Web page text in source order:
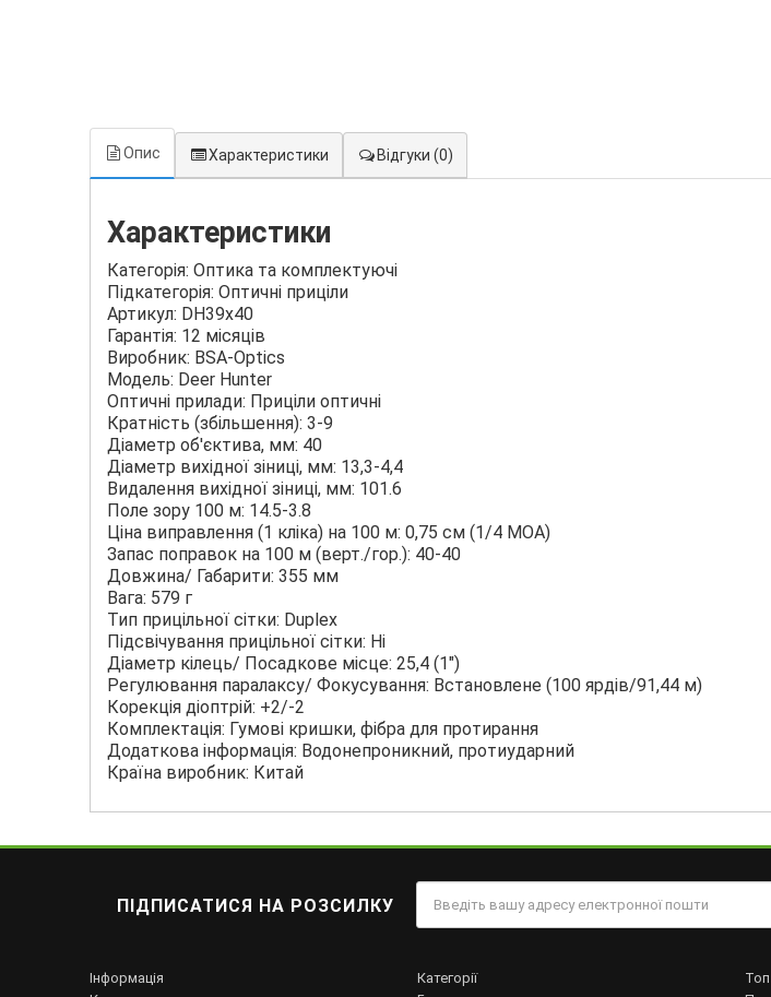
Опис Характеристики Відгуки (0)
Характеристики
Категорія: Оптика та комплектуючі
Підкатегорія: Оптичні приціли
Артикул: DH39x40
Гарантія: 12 місяців
Виробник: BSA-Optics
Модель: Deer Hunter
Оптичні прилади: Приціли оптичні
Кратність (збільшення): 3-9
Діаметр об'єктива, мм: 40
Діаметр вихідної зіниці, мм: 13,3-4,4
Видалення вихідної зіниці, мм: 101.6
Поле зору 100 м: 14.5-3.8
Ціна виправлення (1 кліка) на 100 м: 0,75 см (1/4 МОА)
Запас поправок на 100 м (верт./гор.): 40-40
Довжина/ Габарити: 355 мм
Вага: 579 г
Тип прицільної сітки: Duplex
Підсвічування прицільної сітки: Ні
Діаметр кілець/ Посадкове місце: 25,4 (1")
Регулювання паралаксу/ Фокусування: Встановлене (100 ярдів/91,44 м)
Корекція діоптрій: +2/-2
Комплектація: Гумові кришки, фібра для протирання
Додаткова інформація: Водонепроникний, протиударний
Країна виробник: Китай
ПІДПИСАТИСЯ НА РОЗСИЛКУ
Інформація
Категорії